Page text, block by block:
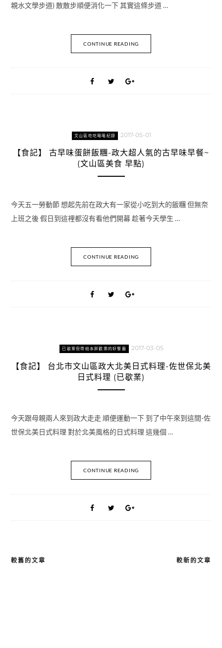
親水文學步道) 散散步順便消化一下 其實這條步道 …
CONTINUE READING
文山區吃吃喝喝紀錄 2017-05-01
【食記】 古早味蛋餅飯糰-政大超人氣的古早味早餐~
(文山區美食 早點)
今天五一勞動節 想起先前在政大有一家從小吃到大的飯糰 但無奈
上班之後 假日到這裡都沒有看他們開幕 趁著今天學生 …
CONTINUE READING
已歇業但帶給本胖歡樂的好餐廳 2017-03-05
【食記】 台北市文山區政大北美日式料理-佐世保北美
日式料理 (已歇業)
今天跟母親兩人來到政大走走 順便運動一下 到了中午來到這間-佐
世保北美日式料理 對於北美風格的日式料理 這幾個 …
CONTINUE READING
文
較舊的文章 較新的文章